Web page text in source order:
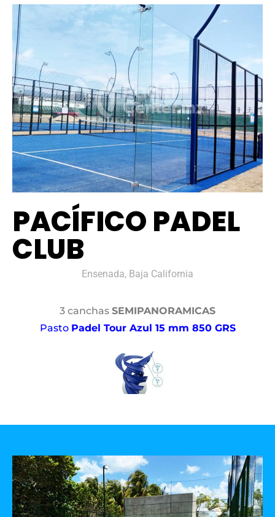
PACÍFICO PADEL
CLUB
Ensenada, Baja California
3 canchas SEMIPANORAMICAS
Pasto Padel Tour Azul 15 mm 850 GRS